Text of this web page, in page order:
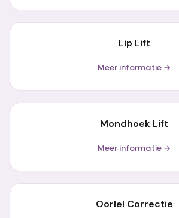
Lip Lift
Meer informatie →
Mondhoek Lift
Meer informatie →
Oorlel Correctie